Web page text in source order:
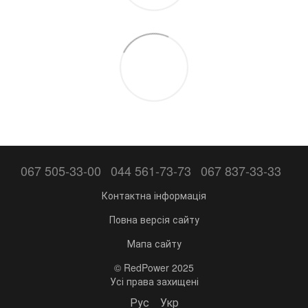
067 505-33-00 044 561-73-73 067 837-33-33
Контактна інформація
Повна версія сайту
Мапа сайту
© RedPower 2025
Усі права захищені
Рус Укр